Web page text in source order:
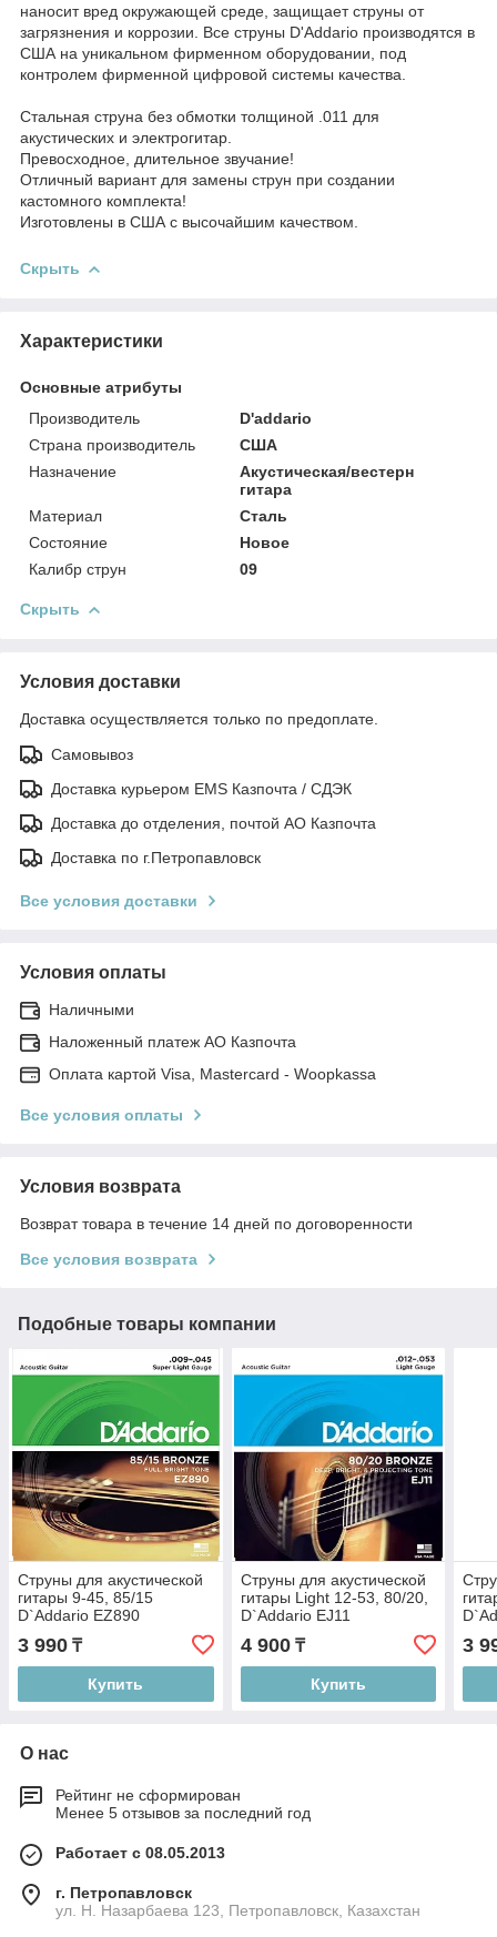
наносит вред окружающей среде, защищает струны от
загрязнения и коррозии. Все струны D'Addario производятся в
США на уникальном фирменном оборудовании, под
контролем фирменной цифровой системы качества.
Стальная струна без обмотки толщиной .011 для
акустических и электрогитар.
Превосходное, длительное звучание!
Отличный вариант для замены струн при создании
кастомного комплекта!
Изготовлены в США с высочайшим качеством.
Скрыть
Характеристики
Основные атрибуты
Производитель
D'addario
Страна производитель
США
Назначение
Акустическая/вестерн
гитара
Материал
Сталь
Состояние
Новое
Калибр струн
09
Скрыть
Условия доставки
Доставка осуществляется только по предоплате.
Самовывоз
Доставка курьером EMS Казпочта / СДЭК
Доставка до отделения, почтой АО Казпочта
Доставка по г.Петропавловск
Все условия доставки
Условия оплаты
Наличными
Наложенный платеж АО Казпочта
Оплата картой Visa, Mastercard - Woopkassa
Все условия оплаты
Условия возврата
Возврат товара в течение 14 дней по договоренности
Все условия возврата
Подобные товары компании
Струны для акустической
гитары 9-45, 85/15
D`Addario EZ890
3 990 ₸
Купить
Струны для акустической
гитары Light 12-53, 80/20,
D`Addario EJ11
4 900₸
Купить
3
О нас
Рейтинг не сформирован
Менее 5 отзывов за последний год
Работает с 08.05.2013
г. Петропавловск
ул. Н. Назарбаева 123, Петропавловск, Казахстан